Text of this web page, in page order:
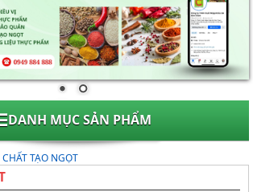
DANH MỤC SẢN PHẨM
CHẤT TẠO NGỌT